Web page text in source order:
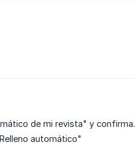
de mi revista" y confirma.
automático"